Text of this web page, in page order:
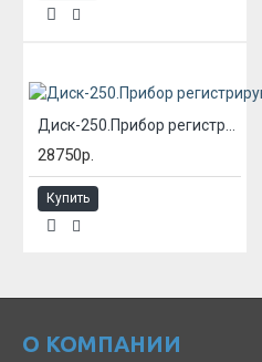
28750р.
Купить
О КОМПАНИИ